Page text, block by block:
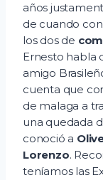
años
de cuando
los dos de
Ernesto habla
amigo
cuenta que
de malaga a
una quedada
conoció a
Lorenzo.
teníamos las